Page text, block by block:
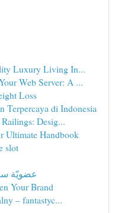
Luxury Living In...
Web Server: A ...
Loss
Terpercaya di Indonesia
Desig...
Ultimate Handbook
slot
عضويّة
Your Brand
– fantastyc...